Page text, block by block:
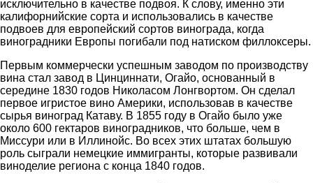
исключительно в качестве подвоя. К слову, именно эти
калифорнийские сорта и использовались в качестве
подвоев для европейский сортов винограда, когда
виноградники Европы погибали под натиском филлоксеры.
Первым коммерчески успешным заводом по производству
вина стал завод в Цинциннати, Огайо, основанный в
середине 1830 годов Николасом Лонгвортом. Он сделал
первое игристое вино Америки, использовав в качестве
сырья виноград Катаву. В 1855 году в Огайо было уже
около 600 гектаров виноградников, что больше, чем в
Миссури или в Иллинойс. Во всех этих штатах большую
роль сыграли немецкие иммигранты, которые развивали
виноделие региона с конца 1840 годов.